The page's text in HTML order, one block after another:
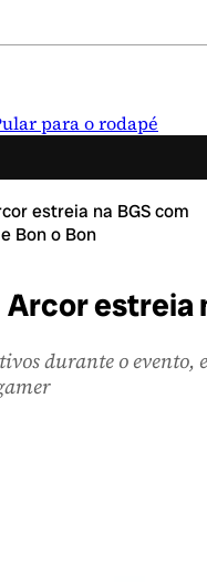
para o rodapé
estreia na BGS com
Bon o Bon
Arcor estreia
durante o evento, e